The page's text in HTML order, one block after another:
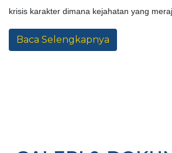
krisis karakter dimana kejahatan yang
Baca Selengkapnya